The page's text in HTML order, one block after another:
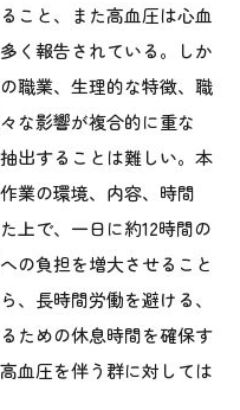
こと、また高血圧は心血
く報告されている。しか
職業、生理的な特徴、職
な影響が複合的に重な
出することは難しい。本
業の環境、内容、時間
上で、一日に約12時間の
の負担を増大させること
、長時間労働を避ける、
ための休息時間を確保す
血圧を伴う群に対しては